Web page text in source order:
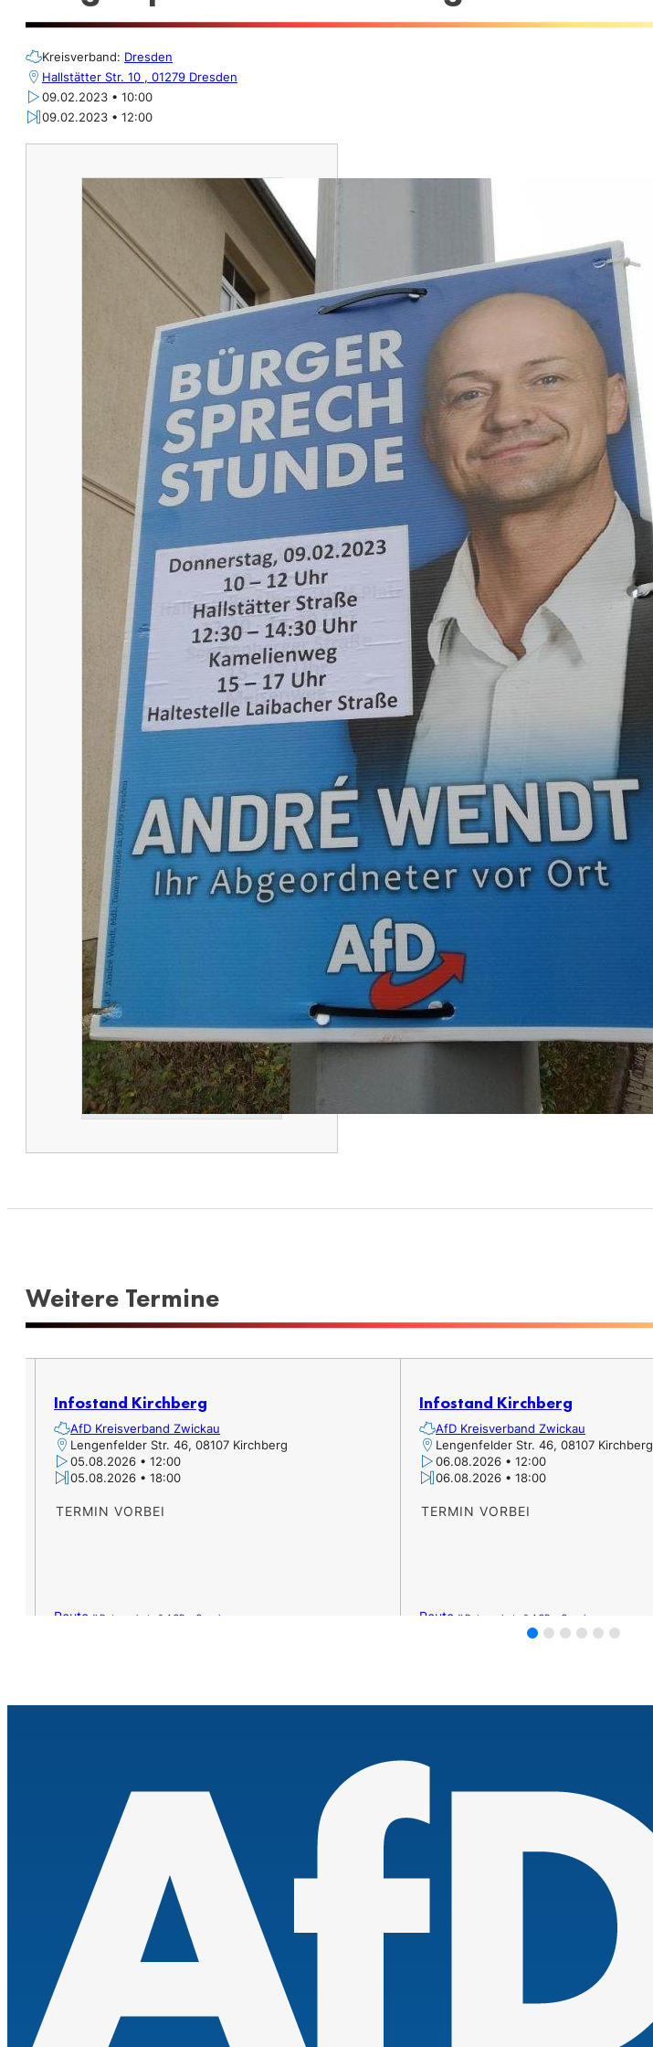
Kreisverband: Dresden
Hallstätter Str. 10 , 01279 Dresden
09.02.2023 • 10:00
09.02.2023 • 12:00
Weitere Termine​
Infostand Kirchberg
AfD Kreisverband Zwickau
Lengenfelder Str. 46, 08107 Kirchberg
05.08.2026 • 12:00
05.08.2026 • 18:00
TERMIN VORBEI
Route »Datenschutz & AGB – Google
Infostand Kirchberg
AfD Kreisverband Zwickau
Lengenfelder Str. 46, 08107 Kirchberg
06.08.2026 • 12:00
06.08.2026 • 18:00
TERMIN VORBEI
Route »Datenschutz & AGB – Google